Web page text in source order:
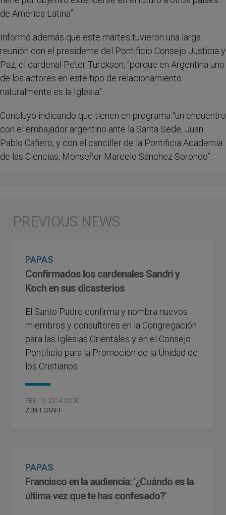
de América Latina”.
Informó además que este martes tuvieron una larga
reunión con el presidente del Pontificio Consejo Justicia y
Paz, el cardenal Peter Turckson, “porque en Argentina uno
de los actores en este tipo de relacionamiento
naturalmente es la Iglesia”.
Concluyó indicando que tienen en programa “un encuentro
con el embajador argentino ante la Santa Sede, Juan
Pablo Cafiero, y con el canciller de la Pontificia Academia
de las Ciencias, Monseñor Marcelo Sánchez Sorondo”.
PAPAS
Confirmados los cardenales Sandri y
Koch en sus dicasterios
El Santo Padre confirma y nombra nuevos
miembros y consultores en la Congregación
para las Iglesias Orientales y en el Consejo
Pontificio para la Promoción de la Unidad de
los Cristianos
FEB 19, 2014 00:00
ZENIT STAFF
PAPAS
Francisco en la audiencia: '¿Cuándo es la
última vez que te has confesado?'